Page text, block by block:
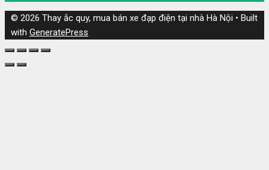
© 2026 Thay ắc quy, mua bán xe đạp điện tại nhà Hà Nội • Built
with GeneratePress